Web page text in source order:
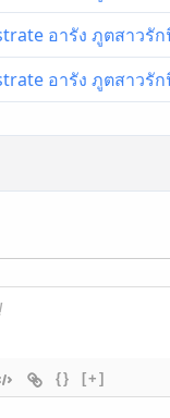
อารัง ภูตสาวรัก
อารัง ภูตสาวรัก
{} [+]